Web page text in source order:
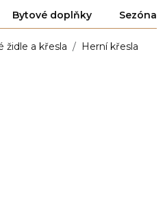
Bytové doplňky Sezóna
židle a křesla Herní křesla